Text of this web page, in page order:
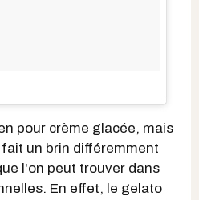
pour crème glacée, mais
un brin différemment
l'on peut trouver dans
En effet, le gelato